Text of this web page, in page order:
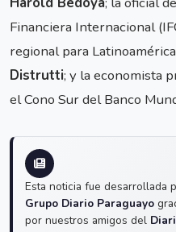
Financiera Internacional
regional para
Distrutti; y la economista
el Cono Sur del Banco
Esta noticia fue desarrollada
Grupo Diario Paraguayo
por nuestros amigos del